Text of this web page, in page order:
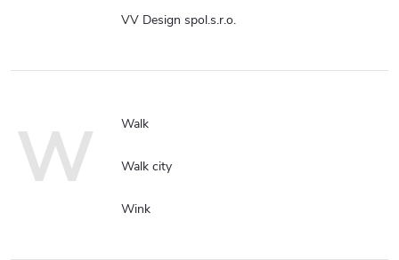
VV Design spol.s.r.o.
W Walk
Walk city
Wink